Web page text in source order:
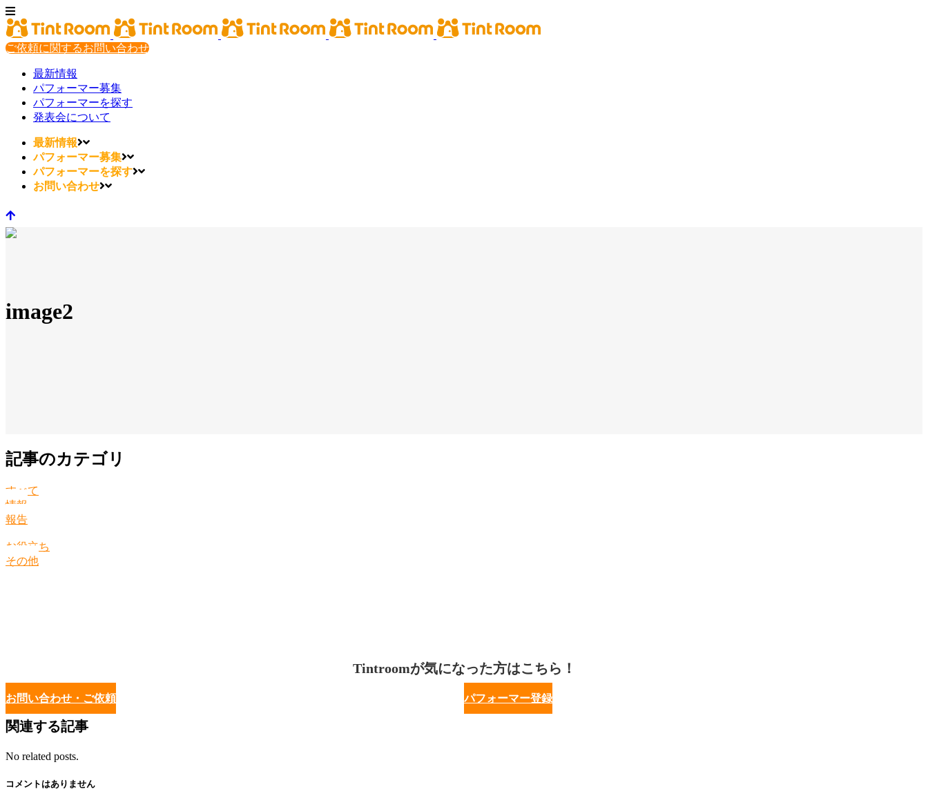
ご依頼に関するお問い合わせ
最新情報
パフォーマー募集
パフォーマーを探す
発表会について
最新情報
パフォーマー募集
パフォーマーを探す
お問い合わせ
image2
記事のカテゴリ
すべて
情報
報告
お役立ち
その他
Tintroomが気になった方はこちら！
お問い合わせ・ご依頼 パフォーマー登録
関連する記事
No related posts.
コメントはありません